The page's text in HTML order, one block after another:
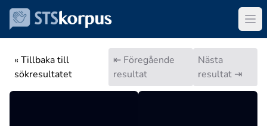
« Tillbaka till
sökresultatet
⇤ Föregående
resultat
Nästa
resultat ⇥